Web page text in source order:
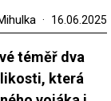
16.06.2025
téměř dva
která